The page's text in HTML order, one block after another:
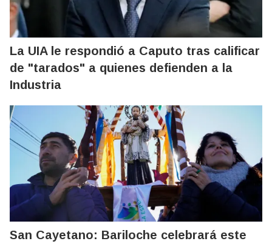
La UIA le respondió a Caputo tras calificar
de "tarados" a quienes defienden a la
Industria
San Cayetano: Bariloche celebrará este